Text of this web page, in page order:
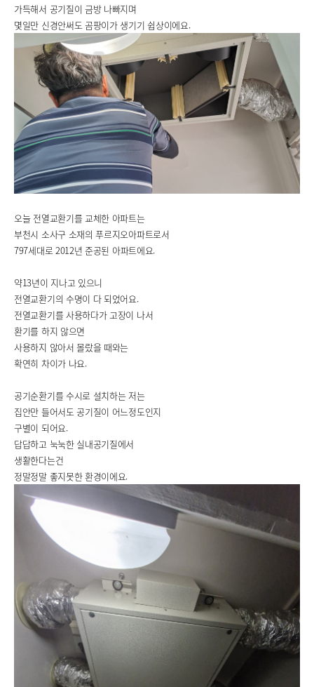
가득해서 공기질이 금방 나빠지며
몇일만 신경안써도 곰팡이가 생기기 쉽상이에요.
오늘 전열교환기를 교체한 아파트는
부천시 소사구 소재의 푸르지오아파트로서
797세대로 2012년 준공된 아파트에요.
약13년이 지나고 있으니
전열교환기의 수명이 다 되었어요.
전열교환기를 사용하다가 고장이 나서
환기를 하지 않으면
사용하지 않아서 몰랐을 때와는
확연히 차이가 나요.
공기순환기를 수시로 설치하는 저는
집안만 들어서도 공기질이 어느정도인지
구별이 되어요.
답답하고 눅눅한 실내공기질에서
생활한다는건
정말정말 좋지못한 환경이에요.